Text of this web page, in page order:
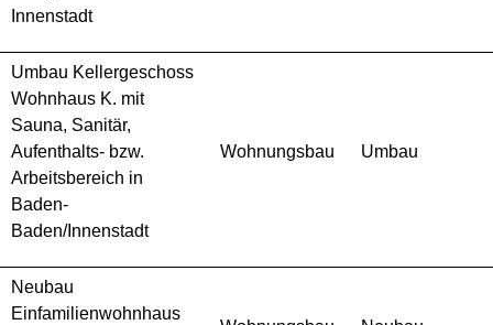
Innenstadt
Umbau Kellergeschoss
Wohnhaus K. mit
Sauna, Sanitär,
Aufenthalts- bzw.
Arbeitsbereich in
Baden-
Baden/Innenstadt
Wohnungsbau Umbau
Neubau
Einfamilienwohnhaus